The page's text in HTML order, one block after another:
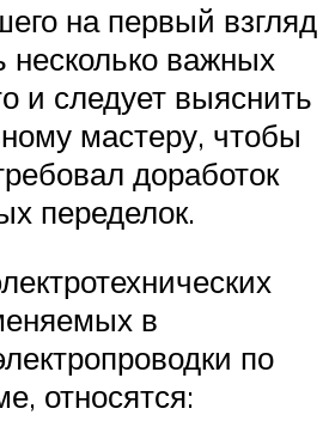
на первый взгляд
несколько важных
и следует выяснить
мастеру, чтобы
доработок
переделок.
в
по
относятся: